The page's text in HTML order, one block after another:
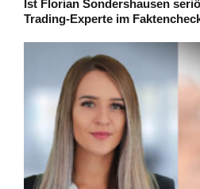
Ist Florian Sondershausen
Trading-Experte im